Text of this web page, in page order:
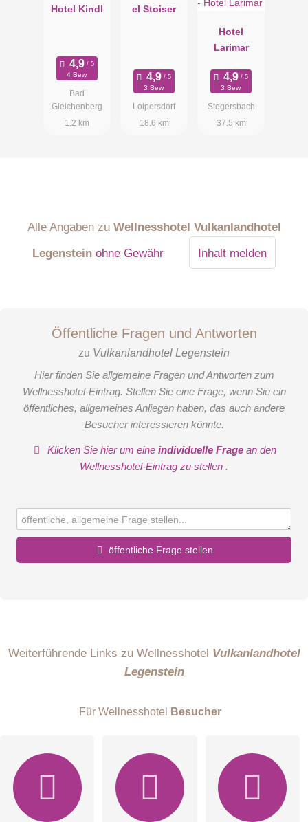
Hotel Kindl
4 Bew.
Bad
Gleichenberg
1.2 km
el Stoiser
3 Bew.
Loipersdorf
18.6 km
Hotel
Larimar
3 Bew.
Stegersbach
37.5 km
Alle Angaben zu Wellnesshotel Vulkanlandhotel
Legenstein ohne Gewähr Inhalt melden
Öffentliche Fragen und Antworten
zu Vulkanlandhotel Legenstein
Hier finden Sie allgemeine Fragen und Antworten zum
Wellnesshotel-Eintrag. Stellen Sie eine Frage, wenn Sie ein
öffentliches, allgemeines Anliegen haben, das auch andere
Besucher interessieren könnte.
Klicken Sie hier um eineindividuelle Frage an den
Wellnesshotel-Eintrag zu stellen .
öffentliche Frage stellen
Weiterführende Links zu Wellnesshotel Vulkanlandhotel
Legenstein
Für Wellnesshotel Besucher